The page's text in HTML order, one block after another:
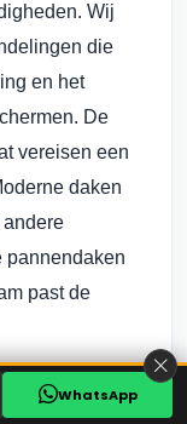
Wij
die
en het
De
vereisen een
daken
pannendaken
past de
WhatsApp